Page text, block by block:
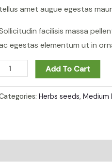
tellus amet augue egestas
facilisis massa
egestas elementum ut in
Add To Cart
Herbs seeds, Medium